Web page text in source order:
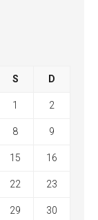
S D
1 2
8 9
15 16
22 23
29 30